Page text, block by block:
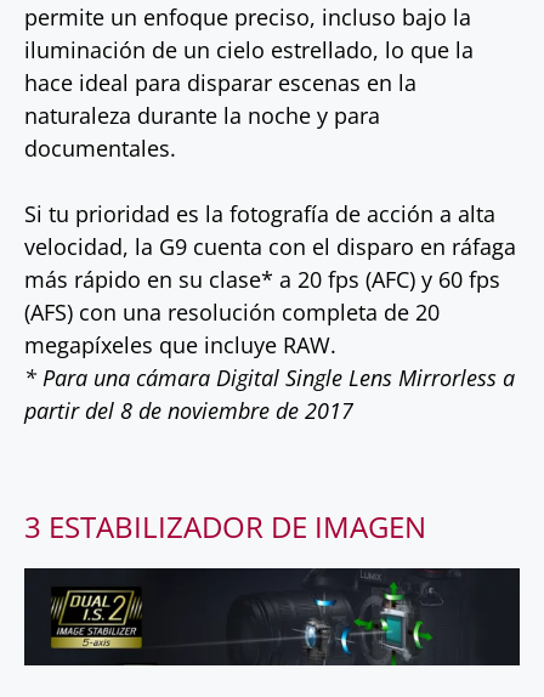
permite un enfoque preciso, incluso bajo la
iluminación de un cielo estrellado, lo que la
hace ideal para disparar escenas en la
naturaleza durante la noche y para
documentales.
Si tu prioridad es la fotografía de acción a alta
velocidad, la G9 cuenta con el disparo en ráfaga
más rápido en su clase* a 20 fps (AFC) y 60 fps
(AFS) con una resolución completa de 20
megapíxeles que incluye RAW.
* Para una cámara Digital Single Lens Mirrorless a
partir del 8 de noviembre de 2017
3 ESTABILIZADOR DE IMAGEN